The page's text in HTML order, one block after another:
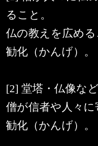
ること。
仏の教えを広める
勧化（かんげ）。
[2] 堂塔・仏像な
僧が信者や人々に
勧化（かんげ）。